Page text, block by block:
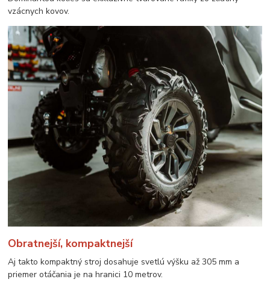
vzácnych kovov.
Obratnejší, kompaktnejší
Aj takto kompaktný stroj dosahuje svetlú výšku až 305 mm a
priemer otáčania je na hranici 10 metrov.